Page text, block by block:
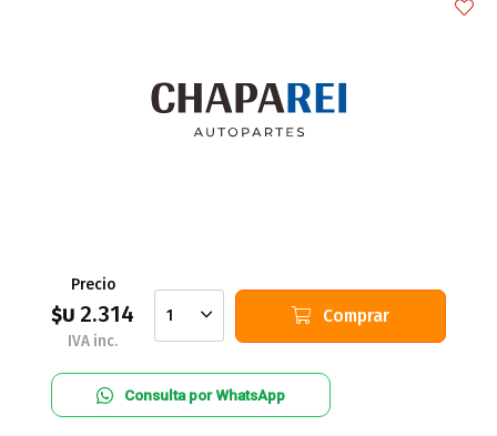
Precio
$U 2.314
IVA inc.
1 Comprar
Consulta por WhatsApp